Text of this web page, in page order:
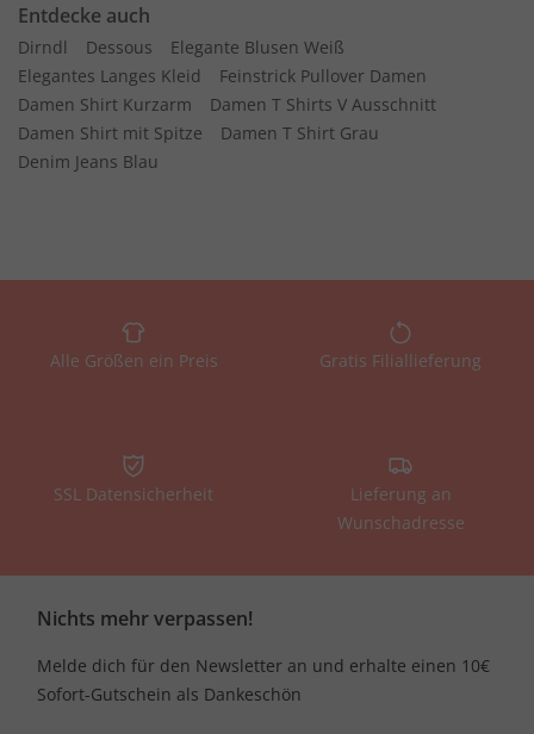
Entdecke auch
Dirndl Dessous
Elegante Blusen Weiß
Elegantes Langes Kleid
Feinstrick Pullover Damen
Damen Shirt Kurzarm
Damen T Shirts V Ausschnitt
Damen Shirt mit Spitze
Damen T Shirt Grau
Denim Jeans Blau
Alle Größen ein Preis Gratis Filiallieferung
SSL Datensicherheit
Lieferung an
Wunschadresse
Nichts mehr verpassen!
Melde dich für den Newsletter an und erhalte einen 10€
Sofort-Gutschein als Dankeschön